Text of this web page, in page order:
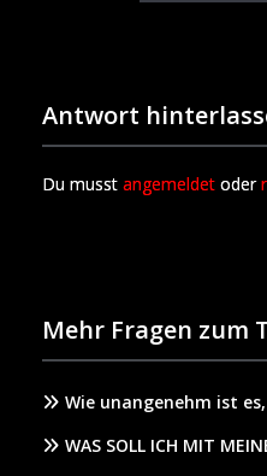
Antwort
Du musst angemeldet oder
Mehr Fragen zum
Wie unangenehm ist
WAS SOLL ICH MIT